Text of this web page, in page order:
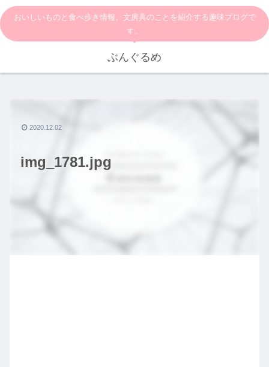
おいしいものと食べ歩き情報、文房具のことを紹介する趣味ブログで
す。
ぶんぐるめ
img_1781.jpg
2020.12.02